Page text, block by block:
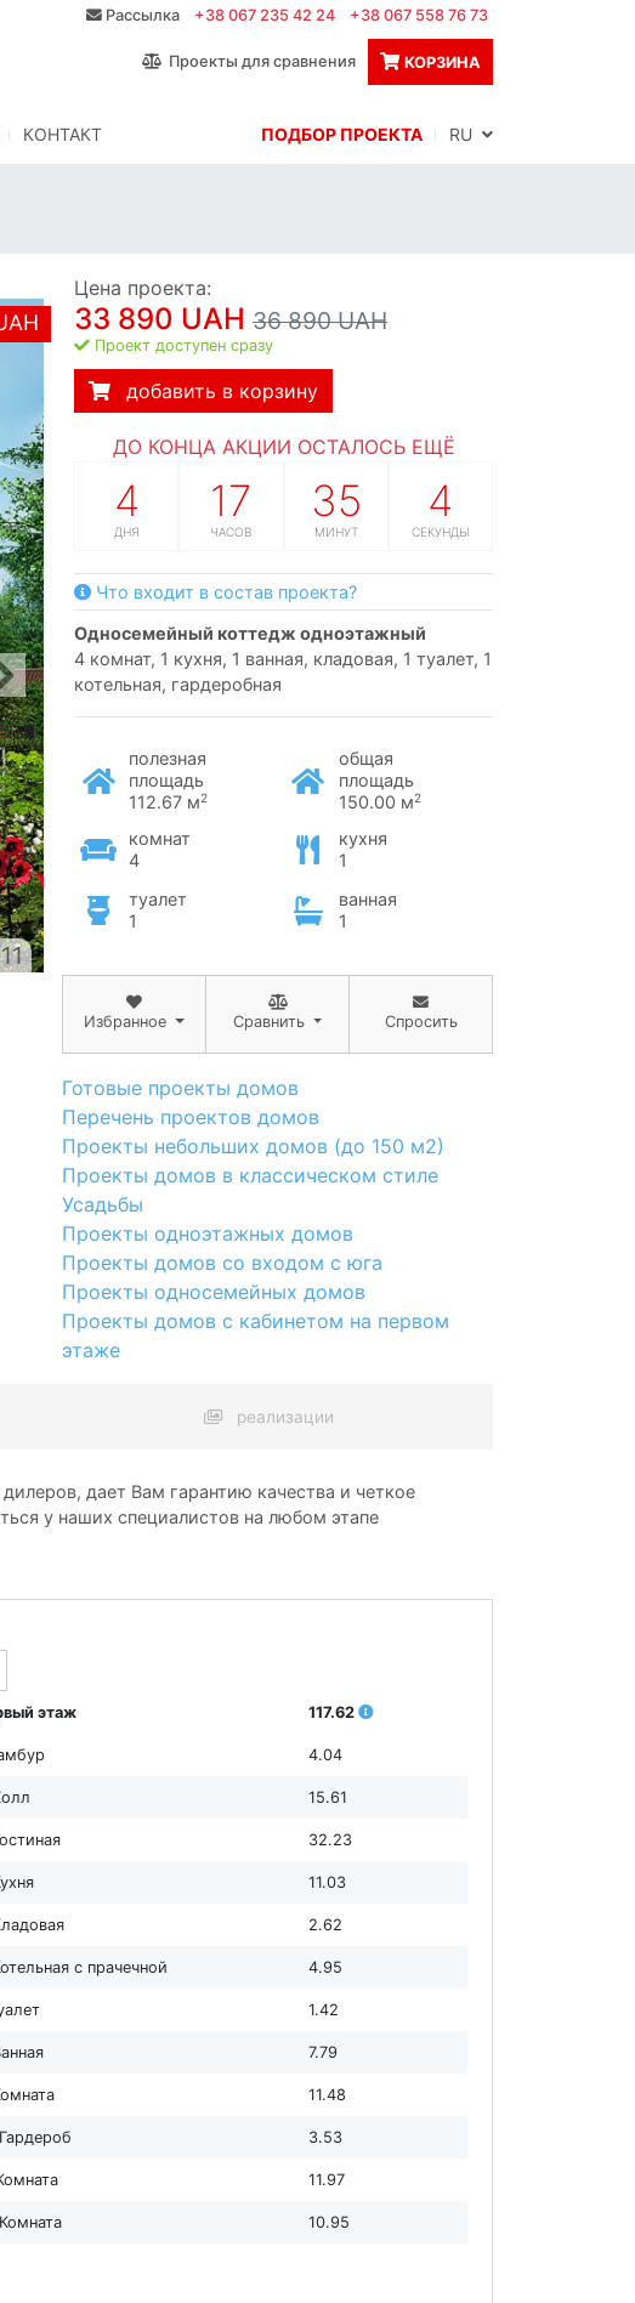
Рассылка +38 067 235 42 24 +38 067 558 76 73
Проекты для сравнения КОРЗИНА
КОНТАКТ ПОДБОР ПРОЕКТА
Цена проекта:
33 890 UAH 36 890 UAH
Проект доступен сразу
добавить в корзину
ДО КОНЦА АКЦИИ ОСТАЛОСЬ ЕЩЁ
4
ДНЯ
17
ЧАСОВ
35
МИНУТ
3
СЕКУНДЫ
Что входит в состав проекта?
односемейный коттедж одноэтажный
4 комнат, 1 кухня, 1 ванная, кладовая, 1 туалет, 1
котельная, гардеробная
полезная
площадь
112.67 м2
общая
площадь
150.00 м2
комнат
4
кухня
1
туалет
1
ванная
1
Избранное Сравнить Спросить
Готовые проекты домов
Перечень проектов домов
Проекты небольших домов (до 150 м2)
Проекты домов в классическом стиле
Усадьбы
Проекты одноэтажных домов
Проекты домов со входом с юга
Проекты односемейных домов
Проекты домов с кабинетом на первом
этаже
реализации
дает Вам гарантию качества и четкое
у наших специалистов на любом этапе
этаж 117.62
4.04
15.61
32.23
11.03
2.62
с прачечной 4.95
1.42
7.79
11.48
3.53
11.97
10.95